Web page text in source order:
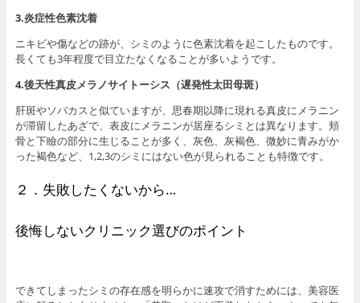
3.炎症性色素沈着
ニキビや傷などの跡が、シミのように色素沈着を起こしたものです。
長くても3年程度で目立たなくなることが多いようです。
4.後天性真皮メラノサイトーシス（遅発性太田母斑）
肝斑やソバカスと似ていますが、思春期以降に現れる真皮にメラニン
が滞留したあざで、表皮にメラニンが居座るシミとは異なります。頬
骨と下瞼の部分に生じることが多く、灰色、灰褐色、微妙に青みがか
った褐色など、1,2,3のシミにはない色が見られることも特徴です。
２．失敗したくないから…
後悔しないクリニック選びのポイント
できてしまったシミの存在感を明らかに速攻で消すためには、美容医